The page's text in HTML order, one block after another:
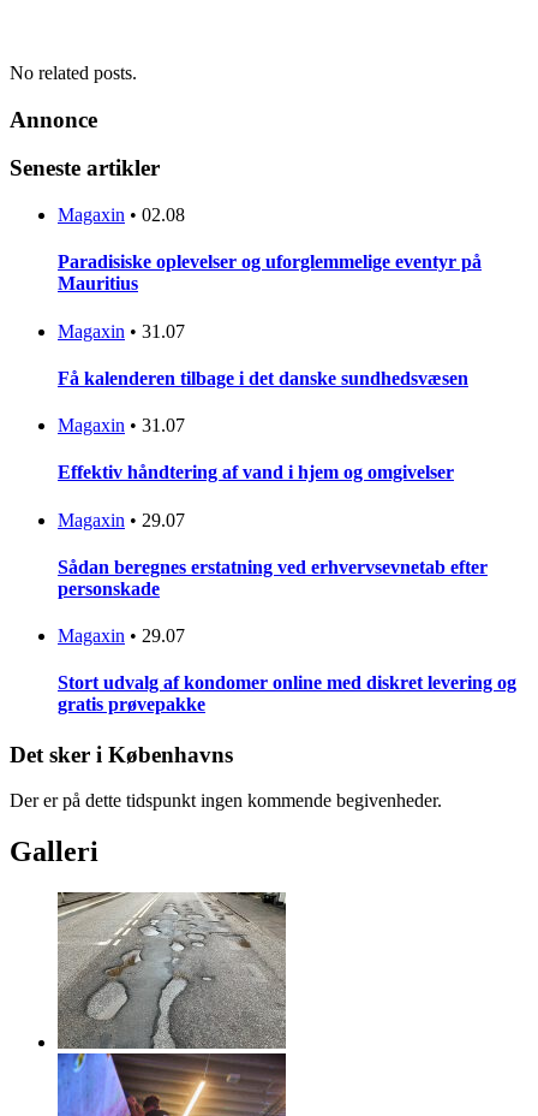
No related posts.
Annonce
Seneste artikler
Magaxin • 02.08
Paradisiske oplevelser og uforglemmelige eventyr på
Mauritius
Magaxin • 31.07
Få kalenderen tilbage i det danske sundhedsvæsen
Magaxin • 31.07
Effektiv håndtering af vand i hjem og omgivelser
Magaxin • 29.07
Sådan beregnes erstatning ved erhvervsevnetab efter
personskade
Magaxin • 29.07
Stort udvalg af kondomer online med diskret levering og
gratis prøvepakke
Det sker i Københavns
Der er på dette tidspunkt ingen kommende begivenheder.
Galleri